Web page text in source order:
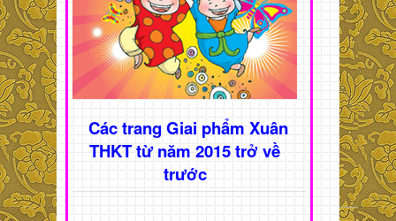
Các trang Giai phẩm Xuân
THKT từ năm 2015 trở về
trước